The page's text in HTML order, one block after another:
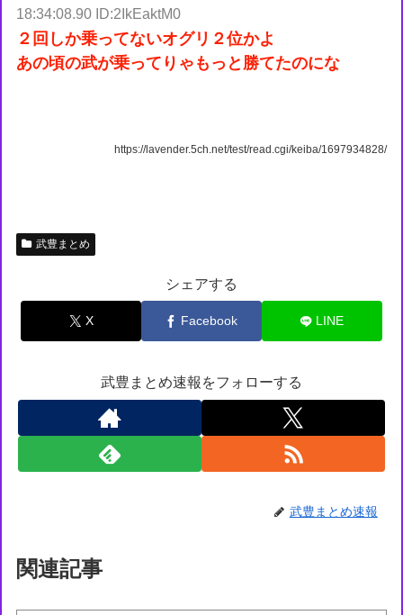
18:34:08.90 ID:2IkEaktM0
２回しか乗ってないオグリ２位かよ
あの頃の武が乗ってりゃもっと勝てたのにな
https://lavender.5ch.net/test/read.cgi/keiba/1697934828/
武豊まとめ
シェアする
X Facebook LINE
武豊まとめ速報をフォローする
武豊まとめ速報
関連記事